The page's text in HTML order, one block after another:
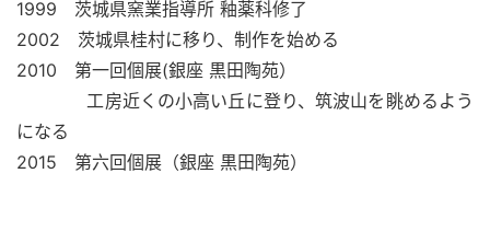
1999　茨城県窯業指導所 釉薬科修了
2002　茨城県桂村に移り、制作を始める
2010　第一回個展(銀座 黒田陶苑）
工房近くの小高い丘に登り、筑波山を眺めるよう
になる
2015　第六回個展（銀座 黒田陶苑）